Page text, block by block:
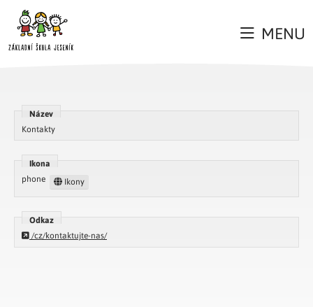
MENU
Název
Kontakty
Ikona
phone
Ikony
Odkaz
/cz/kontaktujte-nas/